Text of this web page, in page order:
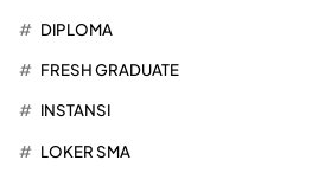
DIPLOMA
FRESH GRADUATE
INSTANSI
LOKER SMA